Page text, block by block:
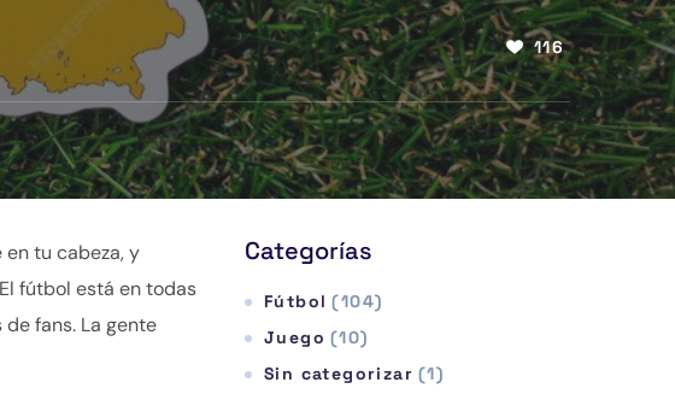
116
tu cabeza, y
fútbol está en todas
fans. La gente
Categorías
Fútbol (104)
Juego (10)
Sin categorizar (1)